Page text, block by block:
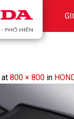
at 800 × 800 in